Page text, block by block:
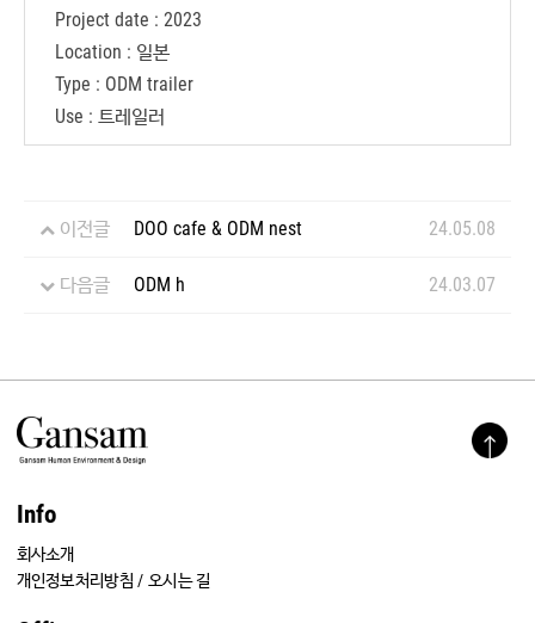
Project date : 2023
Location : 일본
Type : ODM trailer
Use : 트레일러
이전글 DOO cafe & ODM nest 24.05.08
다음글 ODM h 24.03.07
Info
회사소개
개인정보처리방침 / 오시는 길